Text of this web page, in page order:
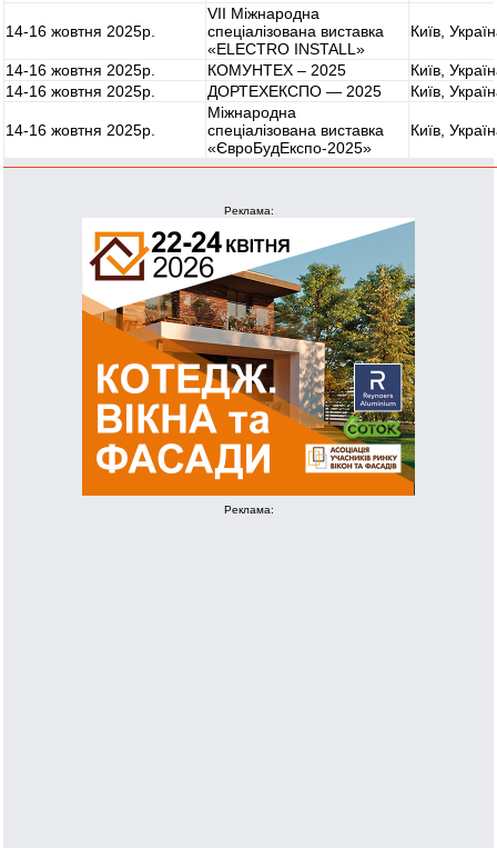
14-16 жовтня 2025р.
VII Міжнародна
спеціалізована виставка
«ELECTRO INSTALL»
Київ,
14-16 жовтня 2025р. КОМУНТЕХ – 2025
Київ,
14-16 жовтня 2025р.
ДОРТЕХЕКСПО — 2025 Київ,
14-16 жовтня 2025р.
Міжнародна
спеціалізована виставка
«ЄвроБудЕкспо-2025»
Київ,
Реклама:
Реклама: